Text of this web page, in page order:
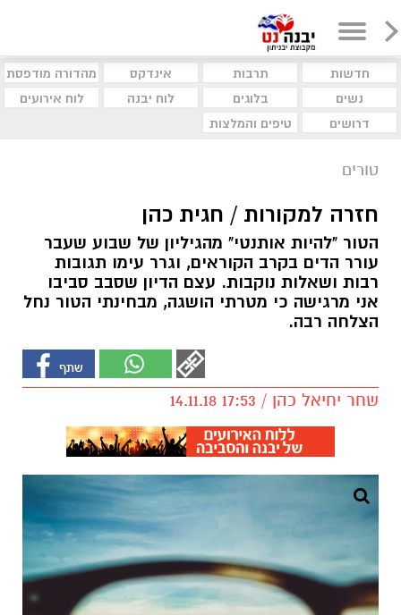
חדשות תרבות אינדקס
מהדורה מודפסת
נשים
בלוגים לוח יבנה
לוח אירועים
דרושים
טיפים והמלצות
טורים
חזרה למקורות / חגית כהן
הטור "להיות אותנטי" מהגיליון של שבוע שעבר
עורר הדים בקרב הקוראים, וגרר עימו תגובות
רבות ושאלות נוקבות. עצם הדיון שסבב סביבו
אני מרגישה כי מטרתי הושגה, מבחינתי הטור נחל
הצלחה רבה.
שחר יחיאל כהן / 17:53 14.11.18